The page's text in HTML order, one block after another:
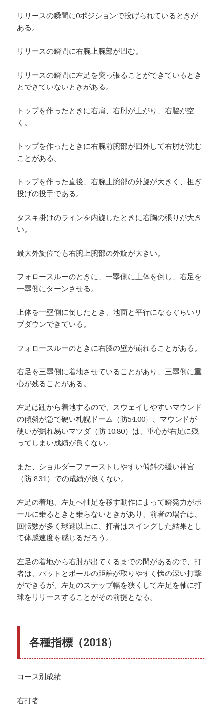
リリースの瞬間に0ポジションで投げられているときが
ある。
リリースの瞬間に右腕上腕部が凹む。
リリースの瞬間に左足を突っ張ることができているとき
とできていないときがある。
トップを作ったときに右肩、右肘が上がり、右脇が空
く。
トップを作ったときに右腕前腕部が回外して右肘が沈む
ことがある。
トップを作った直後、右腕上腕部の外旋が大きく、担ぎ
投げの投手である。
タスキ掛けのラインを内旋したときに右胸の張りが大き
い。
最大外旋位でも右腕上腕部の外旋が大きい。
フォロースルーのときに、一塁側に上体を倒し、右足を
一塁側にターンさせる。
上体を一塁側に倒したとき、地面と平行になるぐらいリ
ブダウンできている。
フォロースルーのときに右膝の壁が崩れることがある。
右足を三塁側に着地させていることがあり、三塁側に重
心が残ることがある。
左足は踵から着地するので、スウェイしやすいマウンド
の傾斜が急で硬い札幌ドーム（防54.00）、マウンドが
硬いが掘れ易いマツダ（防 10.80）は、重心が右足に残
ってしまい成績が良くない。
また、ショルダーファーストしやすい傾斜の緩い神宮
（防 8.31）での成績が良くない。
左足の着地、左足へ軸足を移す動作によって瞬発力がボ
ールに乗るときと乗らないときがあり、前者の場合は、
回転数が多く球速以上に、打者はスイングした結果とし
て体感速度を感じるだろう。
左足の着地から右肘が出てくるまでの間があるので、打
者は、バットとボールの距離が取りやすく懐の深い打撃
ができるが、左足のステップ幅を狭くして左足を軸に打
球をリリースすることがその前提となる。
各種指標（2018）
コース別成績
右打者